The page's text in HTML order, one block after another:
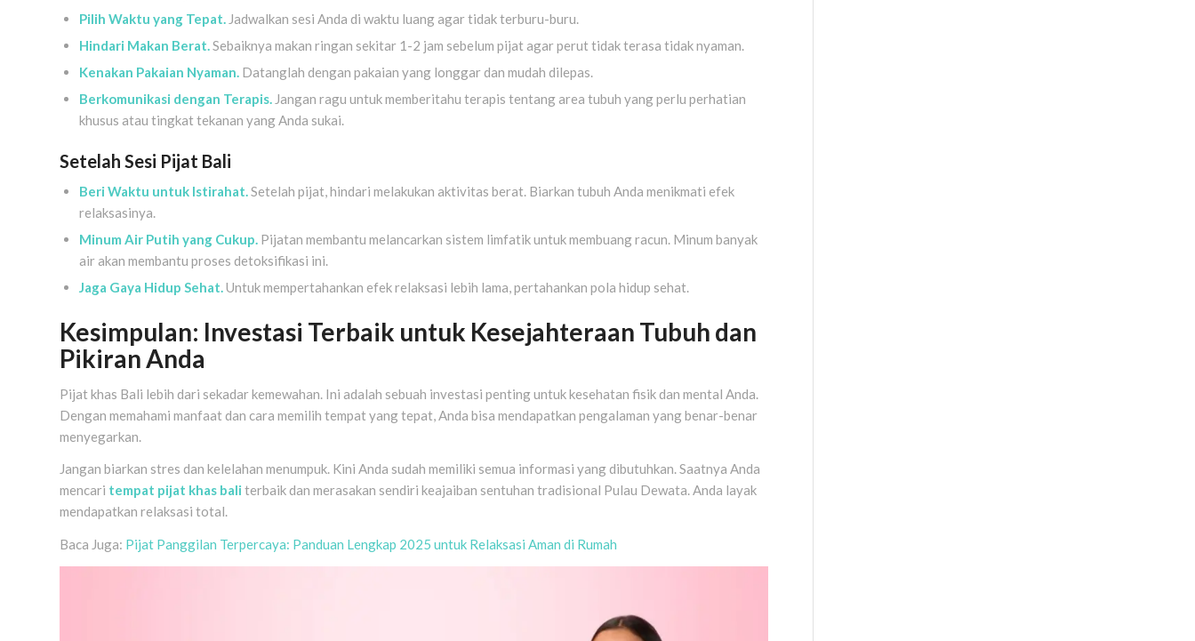
Pilih Waktu yang Tepat. Jadwalkan sesi Anda di waktu luang agar tidak terburu-buru.
Hindari Makan Berat.Sebaiknya makan ringan sekitar 1-2 jam sebelum pijat agar perut tidak terasa tidak nyaman.
Kenakan Pakaian Nyaman. Datanglah dengan pakaian yang longgar dan mudah dilepas.
Berkomunikasi dengan Terapis. Jangan ragu untuk memberitahu terapis tentang area tubuh yang perlu perhatian
khusus atau tingkat tekanan yang Anda sukai.
Setelah Sesi Pijat Bali
Beri Waktu untuk Istirahat.Setelah pijat, hindari melakukan aktivitas berat. Biarkan tubuh Anda menikmati efek
relaksasinya.
Minum Air Putih yang Cukup. Pijatan membantu melancarkan sistem limfatik untuk membuang racun. Minum banyak
air akan membantu proses detoksifikasi ini.
Jaga Gaya Hidup Sehat.Untuk mempertahankan efek relaksasi lebih lama, pertahankan pola hidup sehat.
Kesimpulan: Investasi Terbaik untuk Kesejahteraan Tubuh dan
Pikiran Anda
Pijat khas Bali lebih dari sekadar kemewahan. Ini adalah sebuah investasi penting untuk kesehatan fisik dan mental Anda.
Dengan memahami manfaat dan cara memilih tempat yang tepat, Anda bisa mendapatkan pengalaman yang benar-benar
menyegarkan.
Jangan biarkan stres dan kelelahan menumpuk. Kini Anda sudah memiliki semua informasi yang dibutuhkan. Saatnya Anda
mencari tempat pijat khas bali terbaik dan merasakan sendiri keajaiban sentuhan tradisional Pulau Dewata. Anda layak
mendapatkan relaksasi total.
Baca Juga: Pijat Panggilan Terpercaya: Panduan Lengkap 2025 untuk Relaksasi Aman di Rumah